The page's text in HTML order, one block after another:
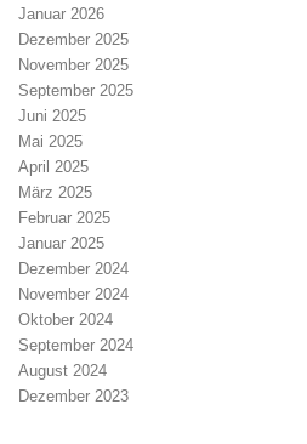
Januar 2026
Dezember 2025
November 2025
September 2025
Juni 2025
Mai 2025
April 2025
März 2025
Februar 2025
Januar 2025
Dezember 2024
November 2024
Oktober 2024
September 2024
August 2024
Dezember 2023